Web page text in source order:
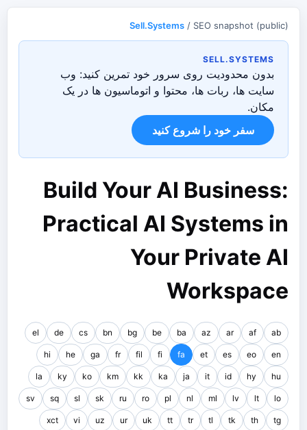
Sell.Systems / SEO snapshot (public)
SELL.SYSTEMS
بدون محدودیت روی سرور خود تمرین کنید: وب
سایت ها، ربات ها، محتوا و اتوماسیون ها در یک
مکان.
سفر خود را شروع کنید
Build Your AI Business:
Practical AI Systems in
Your Private AI
Workspace
ab
af
ar
az
ba
be
bg
bn
cs
de
el
en
eo
es
et
fa
fi
fil
fr
ga
he
hi
hu
hy
id
it
ja
ka
kk
km
ko
ky
la
lo
lt
lv
ml
nl
pl
ro
ru
sk
sl
sq
sv
tg
th
tk
tl
tr
tt
uk
ur
uz
vi
xct